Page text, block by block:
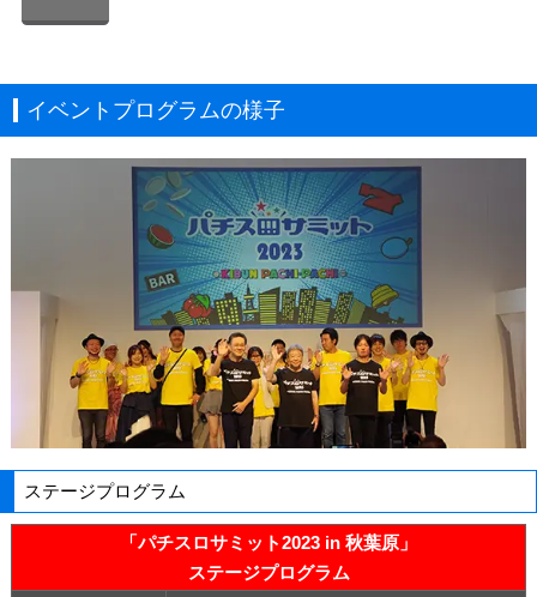
イベントプログラムの様子
ステージプログラム
「パチスロサミット2023 in 秋葉原」
ステージプログラム